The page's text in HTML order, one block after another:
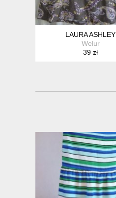
LAURA ASHLEY
Welur
39 zł